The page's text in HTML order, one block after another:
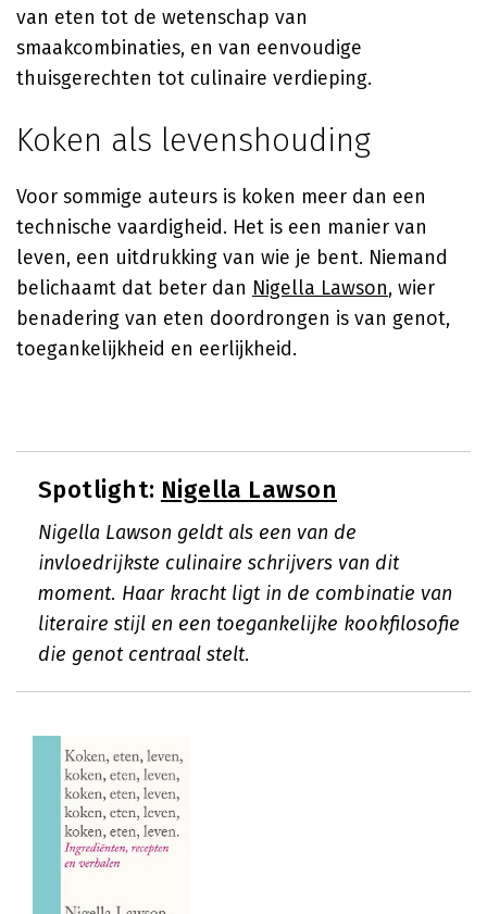
van eten tot de wetenschap van
smaakcombinaties, en van eenvoudige
thuisgerechten tot culinaire verdieping.
Koken als levenshouding
Voor sommige auteurs is koken meer dan een
technische vaardigheid. Het is een manier van
leven, een uitdrukking van wie je bent. Niemand
belichaamt dat beter dan Nigella Lawson, wier
benadering van eten doordrongen is van genot,
toegankelijkheid en eerlijkheid.
Spotlight: Nigella Lawson
Nigella Lawson geldt als een van de
invloedrijkste culinaire schrijvers van dit
moment. Haar kracht ligt in de combinatie van
literaire stijl en een toegankelijke kookfilosofie
die genot centraal stelt.